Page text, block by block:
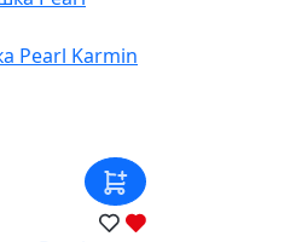
Pearl Karmin